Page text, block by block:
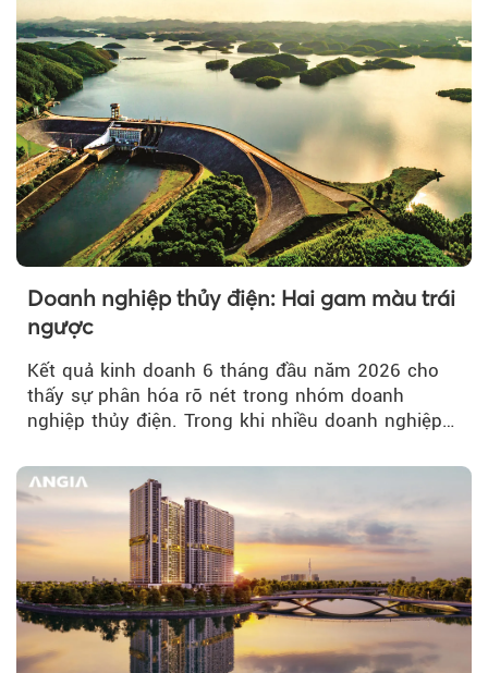
Doanh nghiệp thủy điện: Hai gam màu trái
ngược
Kết quả kinh doanh 6 tháng đầu năm 2026 cho
thấy sự phân hóa rõ nét trong nhóm doanh
nghiệp thủy điện. Trong khi nhiều doanh nghiệp